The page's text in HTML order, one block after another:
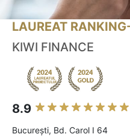
LAUREAT
KIWI FINANCE
8.9
Bucureşti, Bd. Carol I 64